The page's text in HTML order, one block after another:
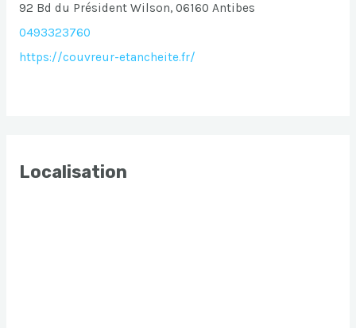
92 Bd du Président Wilson, 06160 Antibes
0493323760
https://couvreur-etancheite.fr/
Localisation